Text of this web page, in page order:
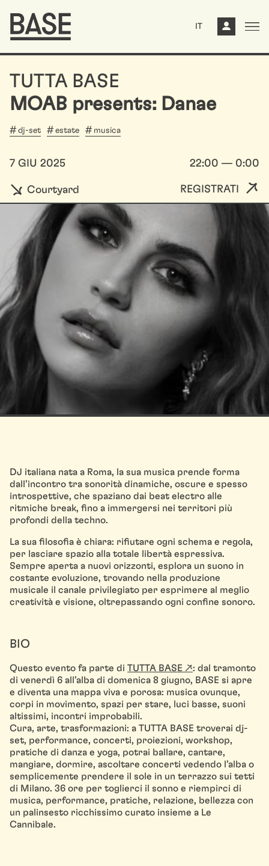
IT
TUTTA BASE
MOAB presents: Danae
dj-set estate musica
7 GIU 2025 22:00 — 0:00
Courtyard REGISTRATI
DJ italiana nata a Roma, la sua musica prende forma
dall’incontro tra sonorità dinamiche, oscure e spesso
introspettive, che spaziano dai beat electro alle
ritmiche break, fino a immergersi nei territori più
profondi della techno.
La sua filosofia è chiara: rifiutare ogni schema e regola,
per lasciare spazio alla totale libertà espressiva.
Sempre aperta a nuovi orizzonti, esplora un suono in
costante evoluzione, trovando nella produzione
musicale il canale privilegiato per esprimere al meglio
creatività e visione, oltrepassando ogni confine sonoro.
BIO
Questo evento fa parte di TUTTA BASE ↗: dal tramonto
di venerdì 6 all’alba di domenica 8 giugno, BASE si apre
e diventa una mappa viva e porosa: musica ovunque,
corpi in movimento, spazi per stare, luci basse, suoni
altissimi, incontri improbabili.
Cura, arte, trasformazioni: a TUTTA BASE troverai dj-
set, performance, concerti, proiezioni, workshop,
pratiche di danza e yoga, potrai ballare, cantare,
mangiare, dormire, ascoltare concerti vedendo l’alba o
semplicemente prendere il sole in un terrazzo sui tetti
di Milano. 36 ore per toglierci il sonno e riempirci di
musica, performance, pratiche, relazione, bellezza con
un palinsesto ricchissimo curato insieme a Le
Cannibale.